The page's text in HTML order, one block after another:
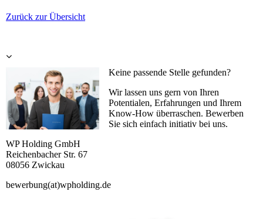
Zurück zur Übersicht
Keine passende Stelle gefunden?
Wir lassen uns gern von Ihren
Potentialen, Erfahrungen und Ihrem
Know-How überraschen. Bewerben
Sie sich einfach initiativ bei uns.
WP Holding GmbH
Reichenbacher Str. 67
08056 Zwickau
bewerbung(at)wpholding.de